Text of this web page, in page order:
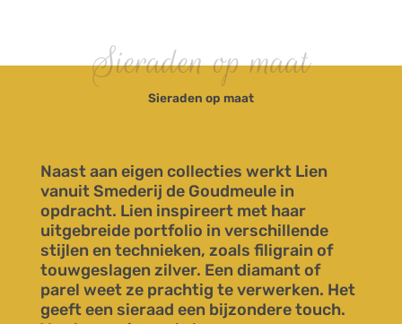
Sieraden op maat
Sieraden op maat
Naast aan eigen collecties werkt Lien
vanuit Smederij de Goudmeule in
opdracht. Lien inspireert met haar
uitgebreide portfolio in verschillende
stijlen en technieken, zoals filigrain of
touwgeslagen zilver. Een diamant of
parel weet ze prachtig te verwerken. Het
geeft een sieraad een bijzondere touch.